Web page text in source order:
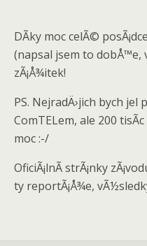
DÃ­ky moc celÃ©
(napsal jsem to dobÅ™e,
zÃ¡Å¾itek!
PS. NejradÄ›jich bych jel
ComTELem, ale 200
moc :-/
OficiÃ¡lnÃ­ strÃ¡nky
ty reportÃ¡Å¾e,